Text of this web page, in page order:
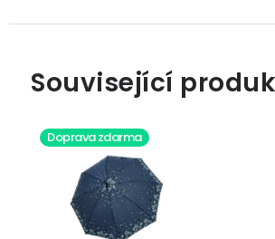
Související
Doprava zdarma